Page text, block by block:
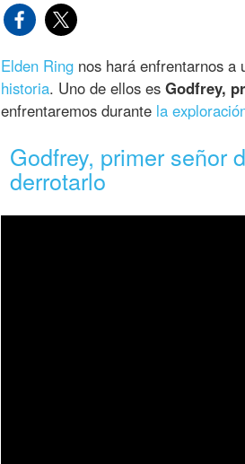
Elden Ring nos hará enfrentarnos a
historia. Uno de ellos es Godfrey,
enfrentaremos durante la
Godfrey, primer señor
derrotarlo